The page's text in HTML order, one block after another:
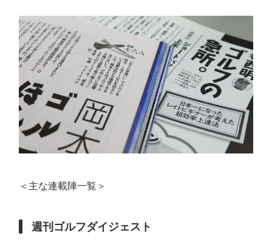
＜主な連載陣一覧＞
週刊ゴルフダイジェスト